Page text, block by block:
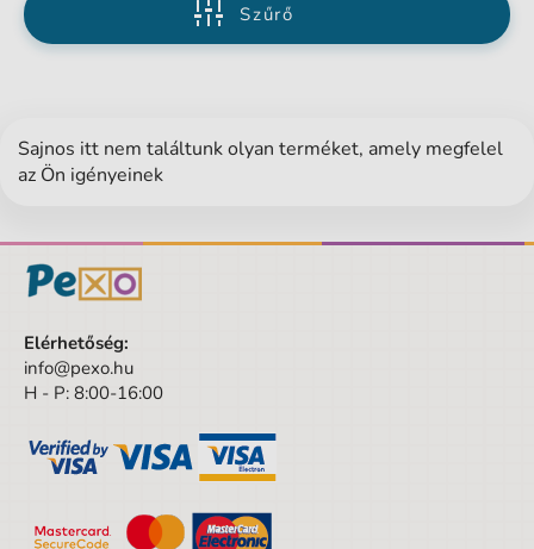
Szűrő
Sajnos itt nem találtunk olyan terméket, amely megfelel
az Ön igényeinek
Elérhetőség:
info@pexo.hu
H - P: 8:00-16:00